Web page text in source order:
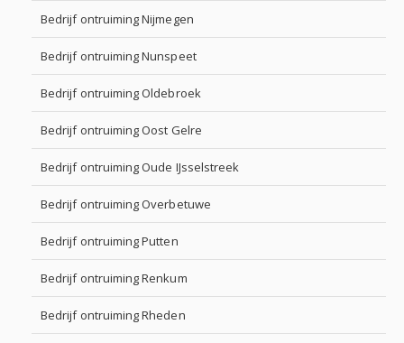
Bedrijf ontruiming Nijmegen
Bedrijf ontruiming Nunspeet
Bedrijf ontruiming Oldebroek
Bedrijf ontruiming Oost Gelre
Bedrijf ontruiming Oude IJsselstreek
Bedrijf ontruiming Overbetuwe
Bedrijf ontruiming Putten
Bedrijf ontruiming Renkum
Bedrijf ontruiming Rheden